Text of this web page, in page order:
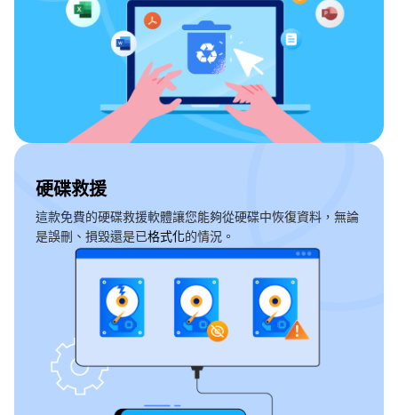
硬碟救援
這款免費的硬碟救援軟體讓您能夠從硬碟中恢復資料，無論
是誤刪、損毀還是已格式化的情況。